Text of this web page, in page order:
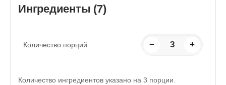
Ингредиенты (7)
Количество порций − 3 +
Количество ингредиентов указано на 3 порции.